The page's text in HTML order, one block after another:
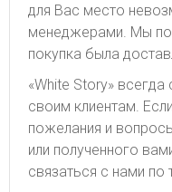
для Вас место
менеджерами. Мы
покупка была
«White Story» всегда
своим клиентам.
пожелания и
или полученного
связаться с нами по